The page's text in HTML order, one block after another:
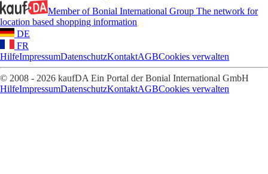
Member of Bonial International Group The network for
location based shopping information
DE
FR
HilfeImpressumDatenschutzKontaktAGBCookies verwalten
© 2008 - 2026 kaufDA Ein Portal der Bonial International GmbH
HilfeImpressumDatenschutzKontaktAGBCookies verwalten